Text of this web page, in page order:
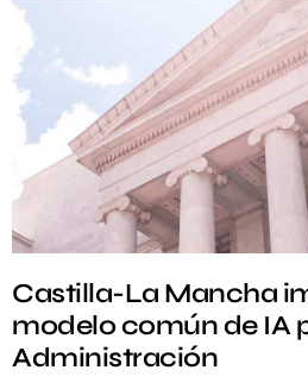
Castilla-La Mancha
modelo común de IA
Administración